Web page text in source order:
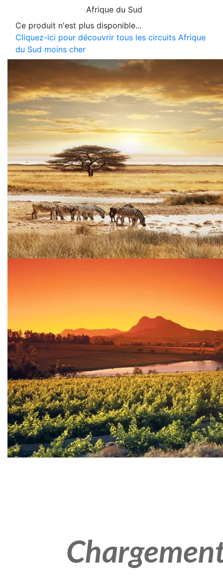
Afrique du Sud
Ce produit n'est plus disponible...
Cliquez-ici pour découvrir tous les circuits Afrique
du Sud moins cher